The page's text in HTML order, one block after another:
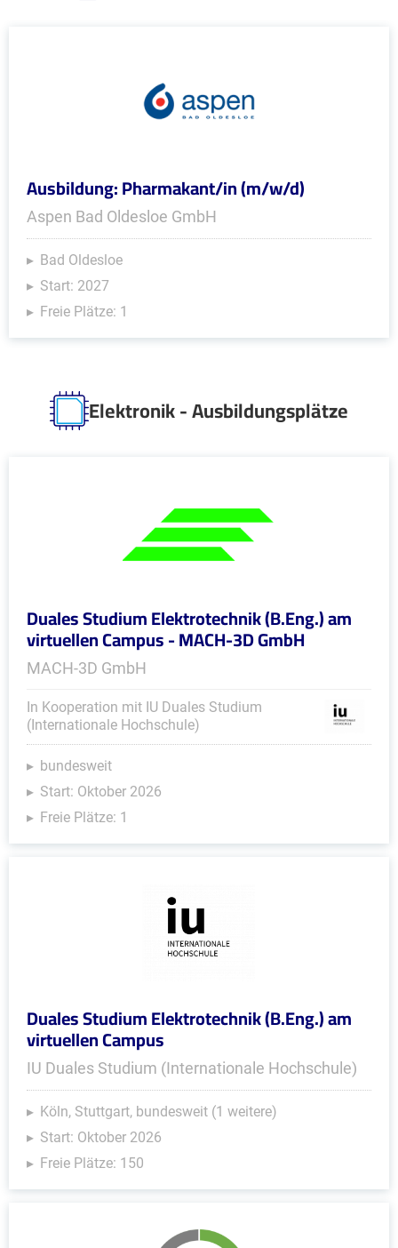
Ausbildung: Pharmakant/in (m/w/d)
Aspen Bad Oldesloe GmbH
Bad Oldesloe
Start: 2027
Freie Plätze: 1
Elektronik - Ausbildungsplätze
Duales Studium Elektrotechnik (B.Eng.) am
virtuellen Campus - MACH-3D GmbH
MACH-3D GmbH
In Kooperation mit IU Duales Studium
(Internationale Hochschule)
bundesweit
Start: Oktober 2026
Freie Plätze: 1
Duales Studium Elektrotechnik (B.Eng.) am
virtuellen Campus
IU Duales Studium (Internationale Hochschule)
Köln, Stuttgart, bundesweit (1 weitere)
Start: Oktober 2026
Freie Plätze: 150